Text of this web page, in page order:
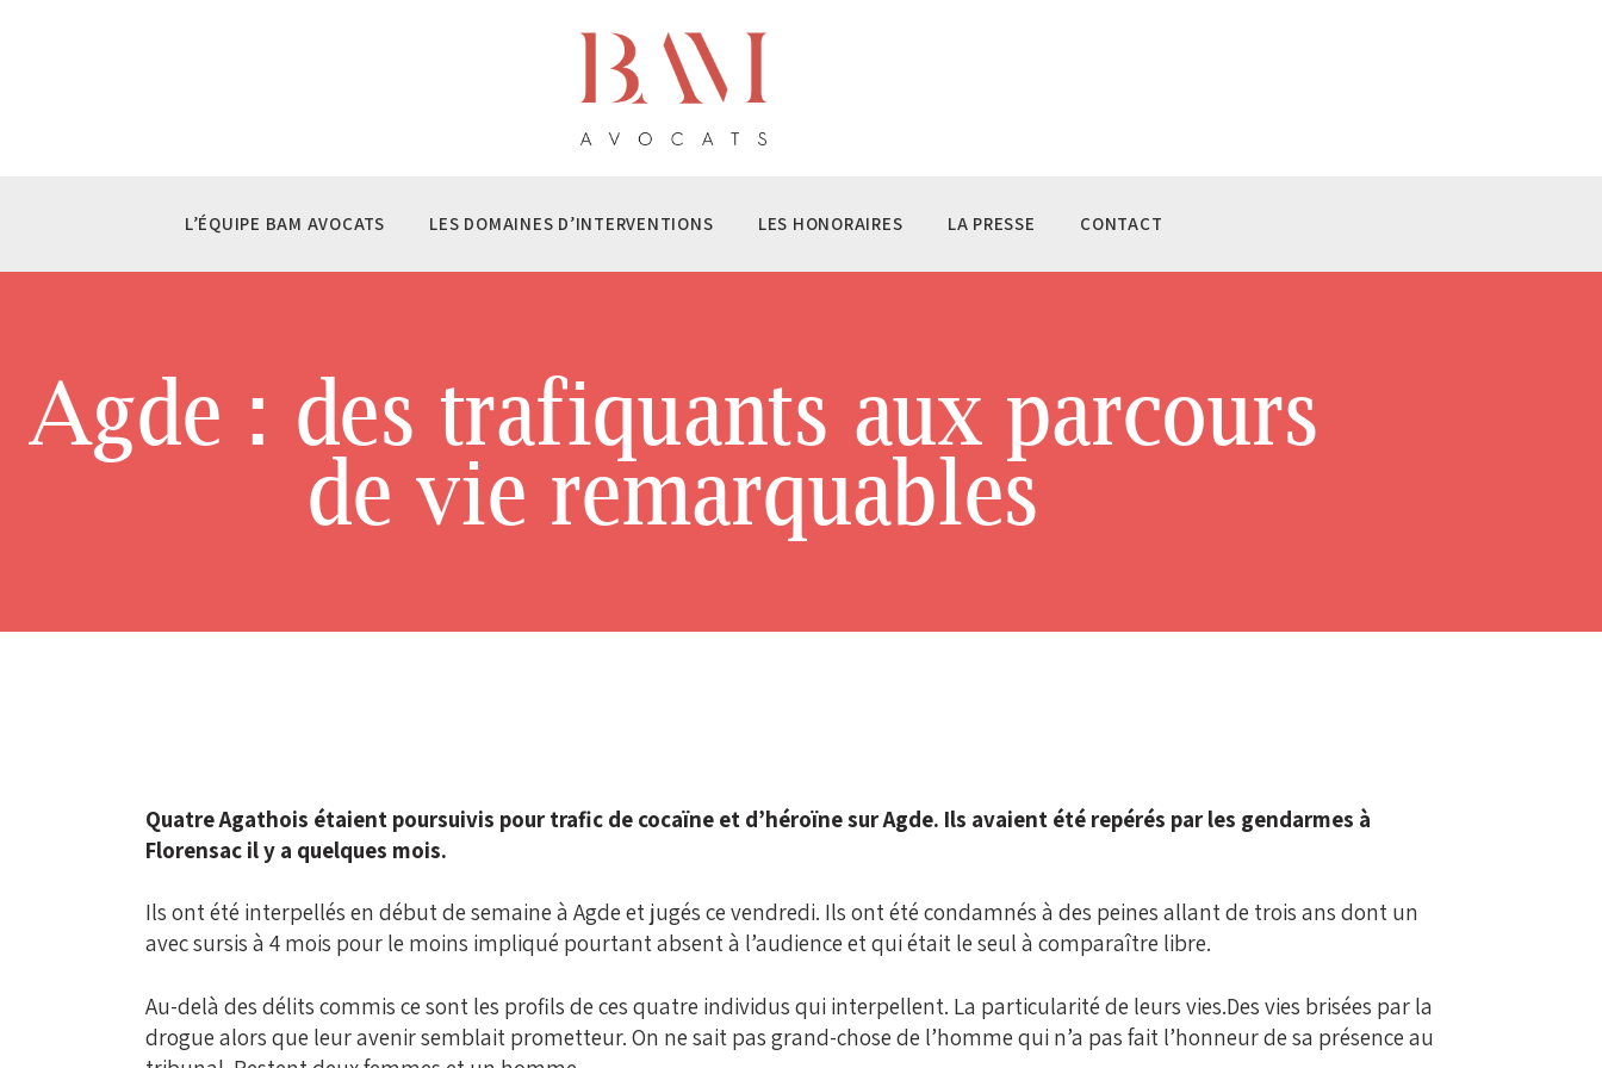
L’ÉQUIPE BAM AVOCATS LES DOMAINES D’INTERVENTIONS LES HONORAIRES LA PRESSE CONTACT
Agde : des trafiquants aux parcours
de vie remarquables
L’ÉQUIPE BAM AVOCATS
LES DOMAINES D’INTERVENTIONS
LES HONORAIRES
CONTACT
Quatre Agathois étaient poursuivis pour trafic de cocaïne et d’héroïne sur Agde. Ils avaient été repérés par les gendarmes à
Florensac il y a quelques mois.
Ils ont été interpellés en début de semaine à Agde et jugés ce vendredi. Ils ont été condamnés à des peines allant de trois ans dont un
avec sursis à 4 mois pour le moins impliqué pourtant absent à l’audience et qui était le seul à comparaître libre.
Au-delà des délits commis ce sont les profils de ces quatre individus qui interpellent. La particularité de leurs vies.Des vies brisées par la
drogue alors que leur avenir semblait prometteur. On ne sait pas grand-chose de l’homme qui n’a pas fait l’honneur de sa présence au